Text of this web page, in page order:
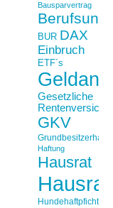
Bausparvertrag
BUR DAX
Einbruch
ETF´s
Gesetzliche
GKV
Haftung
Hausrat
Hundehaftpficht